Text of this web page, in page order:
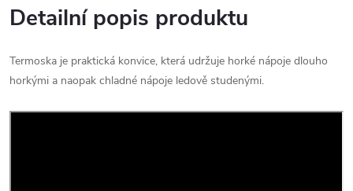
Detailní popis produktu
Termoska je praktická konvice, která udržuje horké nápoje dlouho
horkými a naopak chladné nápoje ledově studenými.